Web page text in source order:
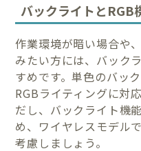
バックライトとRGB
作業環境が暗い場合や
みたい方には、バック
すめです。単色のバッ
RGBライティングに対
だし、バックライト機
め、ワイヤレスモデル
考慮しましょう。